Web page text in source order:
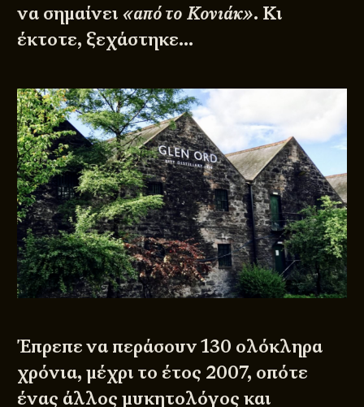
να σημαίνει«από το Κονιάκ». Κι
έκτοτε, ξεχάστηκε…
Έπρεπε να περάσουν 130 ολόκληρα
χρόνια, μέχρι το έτος 2007, οπότε
ένας άλλος μυκητολόγος και